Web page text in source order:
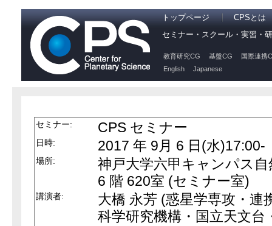
トップページ
CPSとは
セミナー・スクール・実習・
教育研究CG 基盤CG
国際連携
English
Japanese
セミナー: CPS セミナー
日時: 2017 年 9月 6 日(水)17:00-
場所:
神戸大学六甲キャンパス
6 階 620室 (セミナー室)
講演者:
大橋 永芳 (惑星学専攻・連
科学研究機構・国立天文